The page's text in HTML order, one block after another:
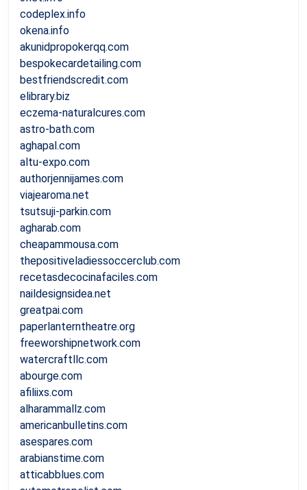
codeplex.info
okena.info
akunidpropokerqq.com
bespokecardetailing.com
bestfriendscredit.com
elibrary.biz
eczema-naturalcures.com
astro-bath.com
aghapal.com
altu-expo.com
authorjennijames.com
viajearoma.net
tsutsuji-parkin.com
agharab.com
cheapammousa.com
thepositiveladiessoccerclub.com
recetasdecocinafaciles.com
naildesignsidea.net
greatpai.com
paperlanterntheatre.org
freeworshipnetwork.com
watercraftllc.com
abourge.com
afiliixs.com
alharammallz.com
americanbulletins.com
asespares.com
arabianstime.com
atticabblues.com